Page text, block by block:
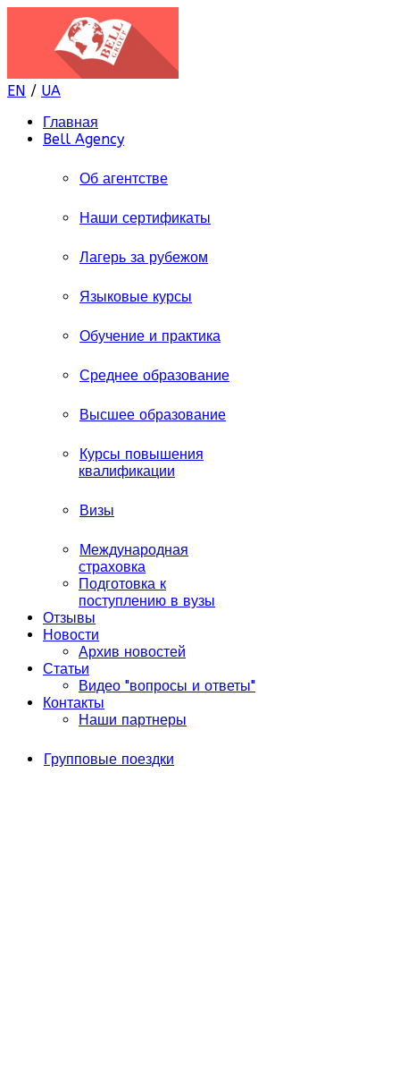
EN / UA
Главная
Bell Agency
Об агентстве
Наши сертификаты
Лагерь за рубежом
Языковые курсы
Обучение и практика
Среднее образование
Высшее образование
Курсы повышения
квалификации
Визы
Международная
страховка
Подготовка к
поступлению в вузы
Отзывы
Новости
Архив новостей
Статьи
Видео "вопросы и ответы"
Контакты
Наши партнеры
Групповые поездки